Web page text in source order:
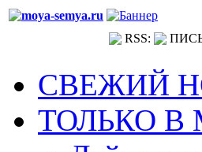
RSS:
СВЕЖИЙ
ТОЛЬКО В